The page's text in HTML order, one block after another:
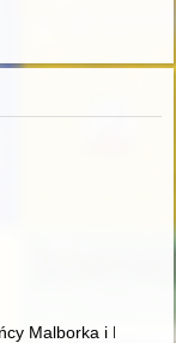
: edycja źródeł
Malborka i